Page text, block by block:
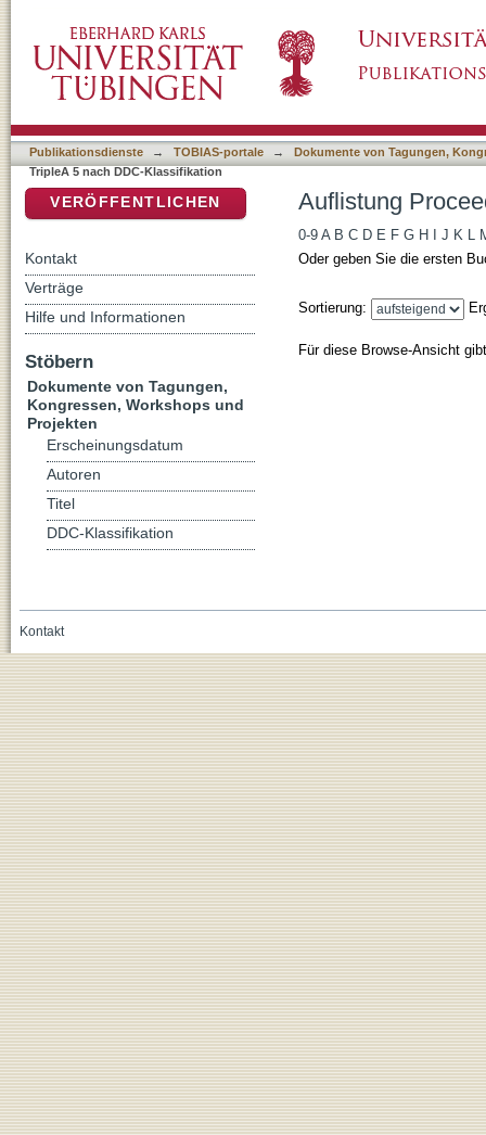
Publikationsdienste → TOBIAS-portale →
Dokumente von Tagungen,
TripleA 5 nach DDC-Klassifikation
Auflistung
0-9 A B C D E F G H J K L
Oder geben Sie die ersten
Sortierung:
Für diese Browse-Ansicht
VERÖFFENTLICHEN
Kontakt
Verträge
Hilfe und Informationen
Stöbern
Dokumente von Tagungen,
Kongressen, Workshops und
Projekten
Erscheinungsdatum
Autoren
Titel
DDC-Klassifikation
Kontakt